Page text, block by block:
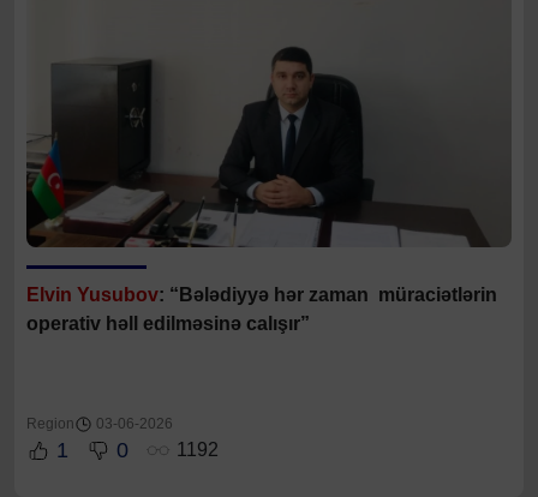
Elvin Yusubov: “Bələdiyyə hər zaman müraciətlərin
operativ həll edilməsinə calışır”
Region 03-06-2026
1 0 1192